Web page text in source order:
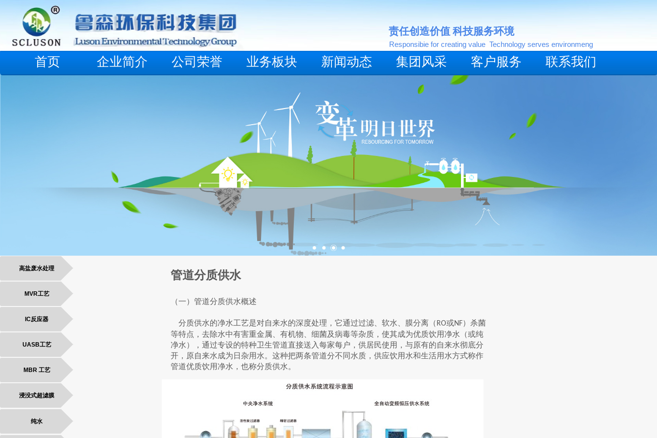
​责任创造价值 科技服务环境
Responsibie for creating value Technology serves environmeng
首页 企业简介 公司荣誉 业务板块 新闻动态 集团风采 客户服务 联系我们
高盐废水处理
管道分质供水
（一）管道分质供水概述
分质供水的净水工艺是对自来水的深度处理，它通过过滤、软水、膜分离（ RO或NF）杀菌
等特点，去除水中有害重金属、有机物、细菌及病毒等杂质，使其成为优质饮用净水（或纯
净水），通过专设的特种卫生管道直接送入每家每户，供居民使用，与原有的自来水彻底分
开，原自来水成为日杂用水。这种把两条管道分不同水质，供应饮用水和生活用水方式称作
管道优质饮用净水，也称分质供水。
MVR工艺
IC反应器
UASB工艺
MBR 工艺
浸没式超滤膜
纯水